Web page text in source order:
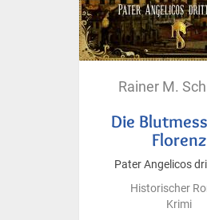
Rainer M.
Die
Florenz
Pater Angelicos
Historischer
Krimi